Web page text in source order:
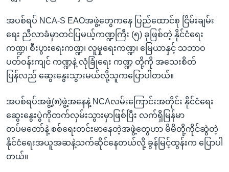
အပစ်ရပ် NCA-S EAOအဖွဲ့တွေကနေ ပြည်ထောင်စု ငြိမ်းချမ်း
ရေး ညီလာခံမှာတင်ပြမယ့်ကဏ္ဍကြီး (၅) ခုဖြစ်တဲ့ နိုင်ငံရေး
ကဏ္ဍ၊ စီးပွားရေးကဏ္ဍ၊ လူမှုရေးကဏ္ဍ၊ မြေယာနှင့် သဘာဝ
ပတ်ဝန်းကျင် ကဏ္ဍနဲ့ လုံခြုံရေး ကဏ္ဍ တို့ကို အသေးစိတ်
ပြန်လည် ဆွေးနွေးသွားမယ်လို့သူကပြောပါတယ်။
အပစ်ရပ်အဖွဲ့(၈)ဖွဲ့အနေနဲ့ NCAလမ်းကြောင်းအတိုင်း နိုင်ငံရေး
ဆွေးနွေးပွဲကိုတက်လှမ်းသွားမှာဖြစ်ပြီး လက်ရှိမြန်မာ
တပ်မတော်နဲ့ စစ်ရေးတင်းမာနေတဲ့အဖွဲ့တွေဟာ မိမိတို့ကိုင်ဆွဲတဲ့
နိုင်ငံရေးအယူအဆနဲ့သက်ဆိုင်နေတယ်လို့ ခွန်မြင့်ထွန်းက ပြောပါ
တယ်။